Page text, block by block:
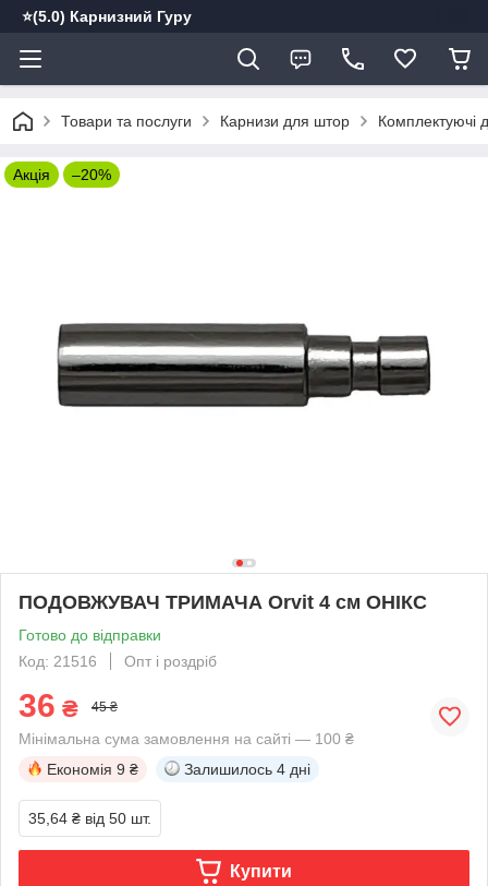
⭐️(5.0) Карнизний Гуру
Товари та послуги Карнизи для штор Комплектуючі
Акція –20%
ПОДОВЖУВАЧ ТРИМАЧА Orvit 4 см ОНІКС
Готово до відправки
Код: 21516
Опт і роздріб
36 ₴ 45 ₴
Мінімальна сума замовлення на сайті — 100 ₴
Економія 9 ₴ Залишилось 4 дні
35,64 ₴ від 50 шт.
Купити